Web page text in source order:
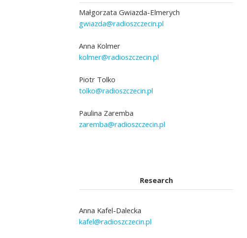
Małgorzata Gwiazda-Elmerych
gwiazda@radioszczecin.pl
Anna Kolmer
kolmer@radioszczecin.pl
Piotr Tolko
tolko@radioszczecin.pl
Paulina Zaremba
zaremba@radioszczecin.pl
Research
Anna Kafel-Dalecka
kafel@radioszczecin.pl